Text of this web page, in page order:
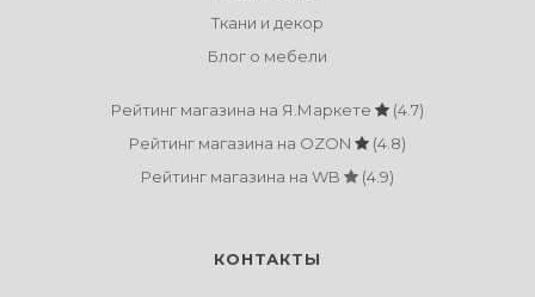
Ткани и декор
Блог о мебели
Рейтинг магазина на Я.Маркете
(4.7)
Рейтинг магазина на OZON
(4.8)
Рейтинг магазина на WB
(4.9)
КОНТАКТЫ